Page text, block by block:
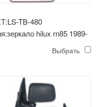
TB-480
hilux rn85 1989-
Выбрать